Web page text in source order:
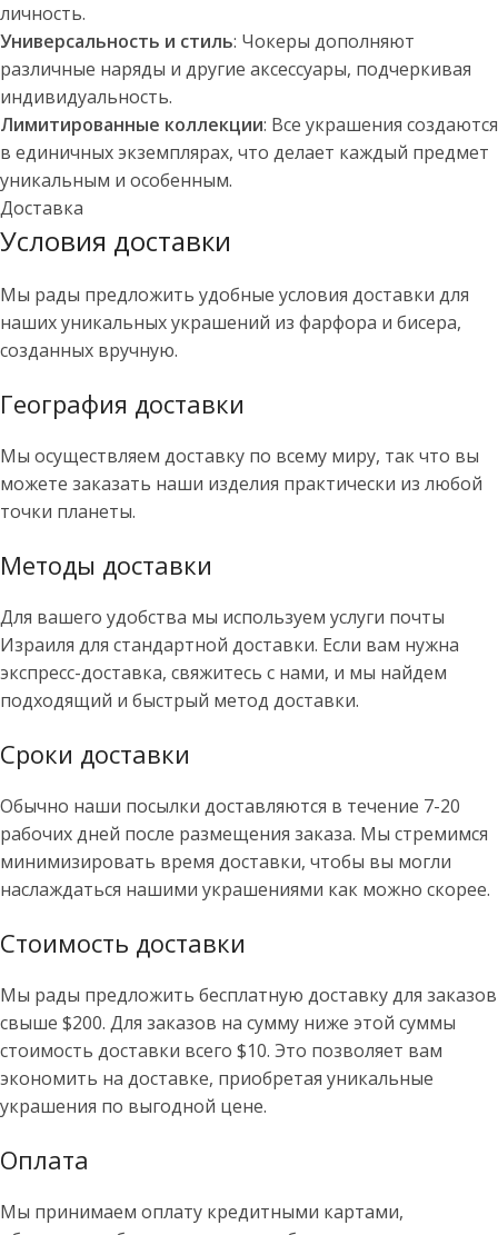
личность.
Универсальность и стиль: Чокеры дополняют
различные наряды и другие аксессуары, подчеркивая
индивидуальность.
Лимитированные коллекции: Все украшения создаются
в единичных экземплярах, что делает каждый предмет
уникальным и особенным.
Доставка
Условия доставки
Мы рады предложить удобные условия доставки для
наших уникальных украшений из фарфора и бисера,
созданных вручную.
География доставки
Мы осуществляем доставку по всему миру, так что вы
можете заказать наши изделия практически из любой
точки планеты.
Методы доставки
Для вашего удобства мы используем услуги почты
Израиля для стандартной доставки. Если вам нужна
экспресс-доставка, свяжитесь с нами, и мы найдем
подходящий и быстрый метод доставки.
Сроки доставки
Обычно наши посылки доставляются в течение 7-20
рабочих дней после размещения заказа. Мы стремимся
минимизировать время доставки, чтобы вы могли
наслаждаться нашими украшениями как можно скорее.
Стоимость доставки
Мы рады предложить бесплатную доставку для заказов
свыше $200. Для заказов на сумму ниже этой суммы
стоимость доставки всего $10. Это позволяет вам
экономить на доставке, приобретая уникальные
украшения по выгодной цене.
Оплата
Мы принимаем оплату кредитными картами,